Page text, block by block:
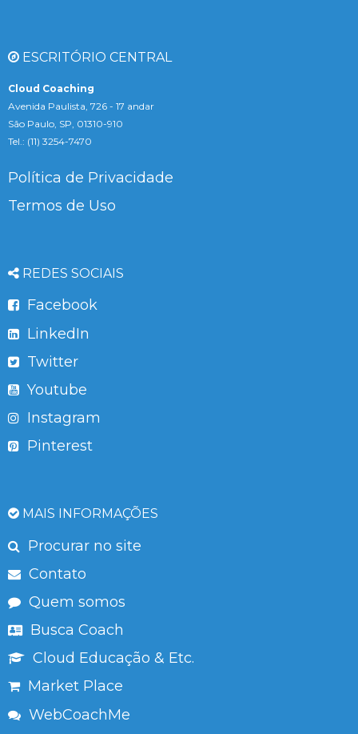
ESCRITÓRIO CENTRAL
Cloud Coaching
Avenida Paulista, 726 - 17 andar
São Paulo, SP, 01310-910
Tel.: (11) 3254-7470
Política de Privacidade
Termos de Uso
REDES SOCIAIS
Facebook
LinkedIn
Twitter
Youtube
Instagram
Pinterest
MAIS INFORMAÇÕES
Procurar no site
Contato
Quem somos
Busca Coach
Cloud Educação & Etc.
Market Place
WebCoachMe